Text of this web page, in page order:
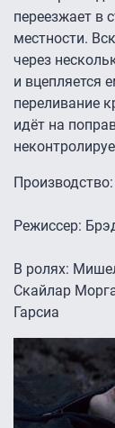
переезжает в
местности.
через
и вцепляется
переливание
идёт на
Режиссер:
В ролях:
Скайлар
Гарсиа